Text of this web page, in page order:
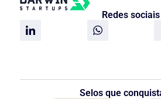
Redes sociais
Selos que